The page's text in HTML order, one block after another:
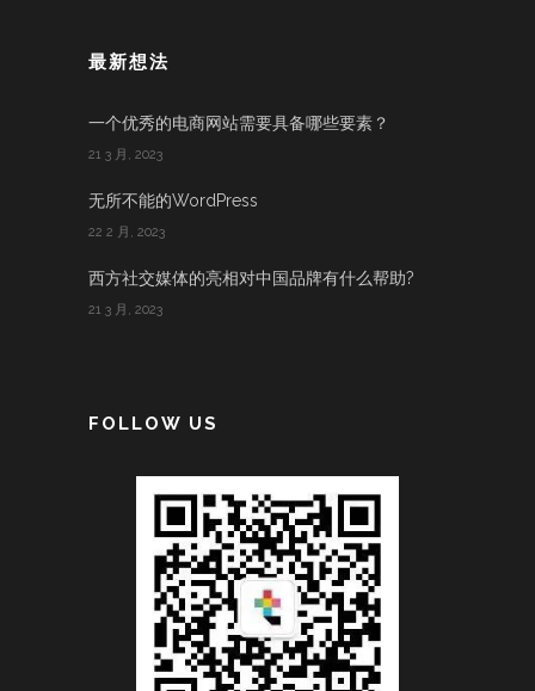
最新想法
一个优秀的电商网站需要具备哪些要素？
21 3 月, 2023
无所不能的WordPress
22 2 月, 2023
西方社交媒体的亮相对中国品牌有什么帮助?
21 3 月, 2023
FOLLOW US